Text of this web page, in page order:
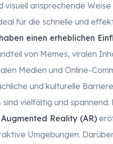
ansprechende
für die schnelle und
einen erheblichen
von Memes, viralen
Medien und Online-
und kulturelle
vielfältig und
Reality (AR)
Umgebungen.